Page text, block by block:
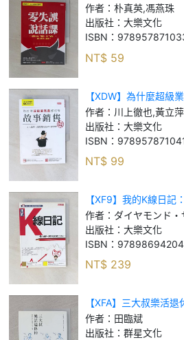
「健談」，一開口就討
作者： 朴真英,馮燕珠
出版社： 大樂文化
ISBN：
NT$ 59
【XDW】為什麼超級
再版）_川上徹也, 黃立萍
作者： 川上徹也,黃立萍
出版社： 大樂文化
ISBN：
NT$ 99
【XF9】我的K線日記
100%（熱銷再版）_ダ
呂理州
作者： ダイヤモンド
出版社： 大樂文化
ISBN：
NT$ 239
【XFA】三大叔樂活退
作者： 田臨斌
出版社： 群星文化